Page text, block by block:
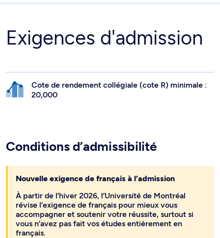
Exigences d'admission
Cote de rendement collégiale (cote R) minimale :
20,000
Conditions d’admissibilité
Nouvelle exigence de français à l’admission
À partir de l’hiver 2026, l’Université de Montréal
révise l’exigence de français pour mieux vous
accompagner et soutenir votre réussite, surtout si
vous n’avez pas fait vos études entièrement en
français.